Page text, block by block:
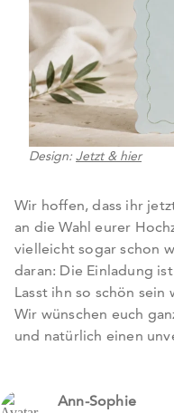
Design: Jetzt & hier
Wir hoffen, dass ihr
an die Wahl eurer
vielleicht sogar schon
daran: Die Einladung
Lasst ihn so schön sein
Wir wünschen euch
und natürlich einen
Ann-Sophie